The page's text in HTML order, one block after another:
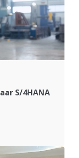
S/4HANA